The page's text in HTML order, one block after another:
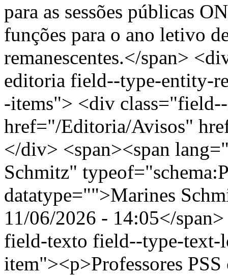
para as sessões públicas
funções para o ano letivo
remanescentes.</span>
editoria field--type-entity-
-items"> <div
href="/Editoria/Avisos"
</div> <span><span
Schmitz"
datatype="">Marines
11/06/2026 - 14:05</
field-texto field--type-
item"><p>Professores